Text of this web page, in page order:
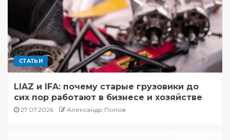
СТАТЬИ
LIAZ и IFA: почему старые грузовики до
сих пор работают в бизнесе и хозяйстве
27.07.2026 Александр Попов